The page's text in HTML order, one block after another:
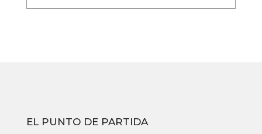
EL PUNTO DE PARTIDA